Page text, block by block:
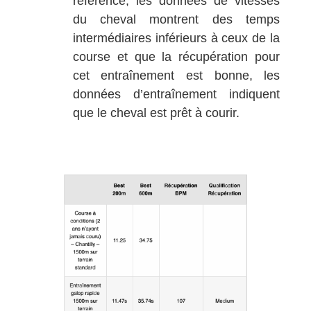
du cheval montrent des temps
intermédiaires inférieurs à ceux de la
course et que la récupération pour
cet entraînement est bonne, les
données d’entraînement indiquent
que le cheval est prêt à courir.